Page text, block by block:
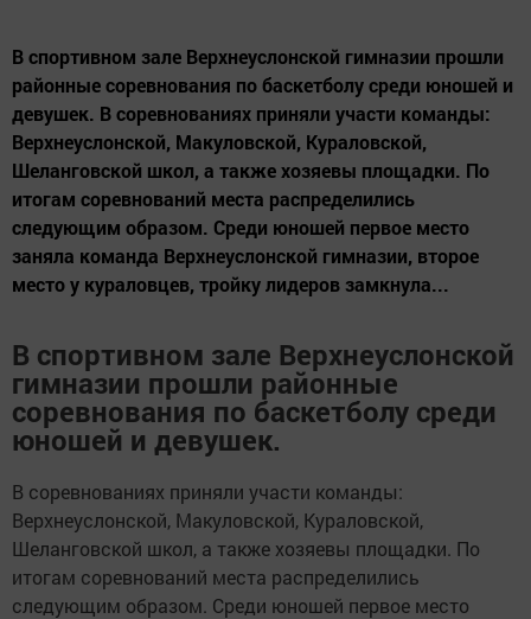
В спортивном зале Верхнеуслонской гимназии прошли
районные соревнования по баскетболу среди юношей и
девушек. В соревнованиях приняли участи команды:
Верхнеуслонской, Макуловской, Кураловской,
Шеланговской школ, а также хозяевы площадки. По
итогам соревнований места распределились
следующим образом. Среди юношей первое место
заняла команда Верхнеуслонской гимназии, второе
место у кураловцев, тройку лидеров замкнула...
В спортивном зале Верхнеуслонской
гимназии прошли районные
соревнования по баскетболу среди
юношей и девушек.
В соревнованиях приняли участи команды:
Верхнеуслонской, Макуловской, Кураловской,
Шеланговской школ, а также хозяевы площадки. По
итогам соревнований места распределились
следующим образом. Среди юношей первое место